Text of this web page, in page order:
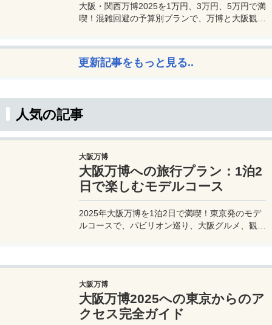
大阪・関西万博2025を1万円、3万円、5万円で満
喫！混雑回避の予算別プランで、万博と大阪観光
更新記事をもっと見る..
人気の記事
大阪万博
大阪万博への旅行プラン：1泊2
日で楽しむモデルコース
2025年大阪万博を1泊2日で満喫！東京発のモデ
ルコースで、パビリオン巡り、大阪グルメ、観光
大阪万博
大阪万博2025への東京からのア
クセス完全ガイド